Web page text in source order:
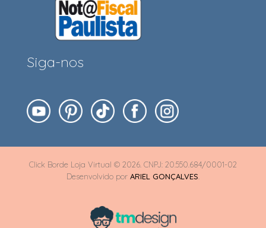
Siga-nos
Click Borde Loja Virtual © 2026. CNPJ: 20.550.684/0001-02
Desenvolvido por ARIEL GONÇALVES.